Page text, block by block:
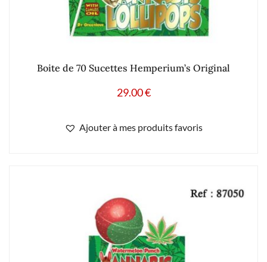
Boite de 70 Sucettes Hemperium’s Original
29.00€
Ajouter à mes produits favoris